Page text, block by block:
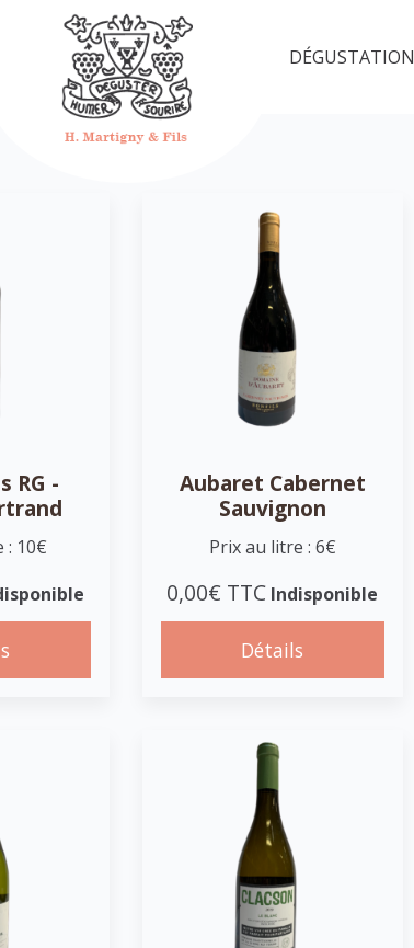
DÉGUSTATION
RG -
: 10€
Aubaret Cabernet
Sauvignon
Prix au litre : 6€
0,00€ TTC Indisponible
Détails